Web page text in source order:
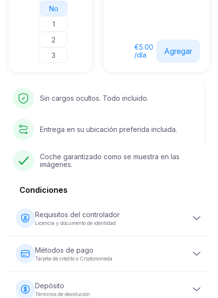
No
1
2
3
€5.00
/día
Agregar
Sin cargos ocultos. Todo incluido.
Entrega en su ubicación preferida incluida.
Coche garantizado como se muestra en las
imágenes.
Condiciones
Requisitos del controlador
Licencia y documento de identidad
licencia de conducir válida. También se requiere un
documento de identidad (pasaporte o ID nacional).
Algunos vehículos pueden requerir que el conductor
Métodos de pago
Tarjeta de crédito o Criptomoneda
con tarjeta de crédito o criptomoneda. Se requiere el
pago completo en el momento de la reserva para
Depósito
Términos de devolución